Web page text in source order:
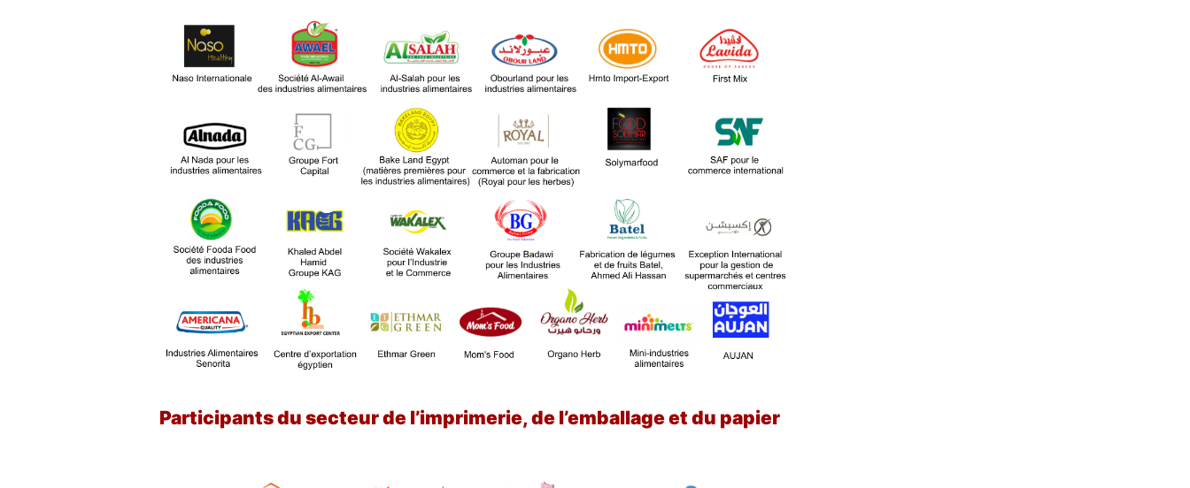
Participants du secteur de l’imprimerie, de l’emballage et du papier